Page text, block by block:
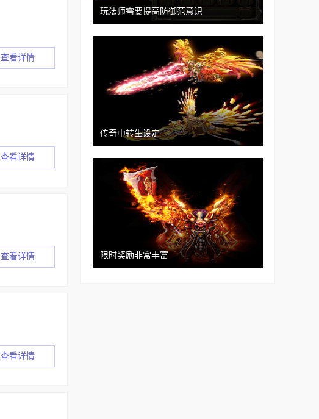
查看详情
查看详情
查看详情
查看详情
玩法师需要提高防御范意识
传奇中转生设定
限时奖励非常丰富